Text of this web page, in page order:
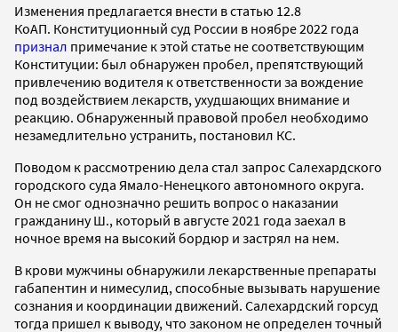
Изменения предлагается внести в статью 12.8
КоАП. Конституционный суд России в ноябре 2022 года
признал примечание к этой статье не соответствующим
Конституции: был обнаружен пробел, препятствующий
привлечению водителя к ответственности за вождение
под воздействием лекарств, ухудшающих внимание и
реакцию. Обнаруженный правовой пробел необходимо
незамедлительно устранить, постановил КС.
Поводом к рассмотрению дела стал запрос Салехардского
городского суда Ямало-Ненецкого автономного округа.
Он не смог однозначно решить вопрос о наказании
гражданину Ш., который в августе 2021 года заехал в
ночное время на высокий бордюр и застрял на нем.
В крови мужчины обнаружили лекарственные препараты
габапентин и нимесулид, способные вызывать нарушение
сознания и координации движений. Салехардский горсуд
тогда пришел к выводу, что законом не определен точный